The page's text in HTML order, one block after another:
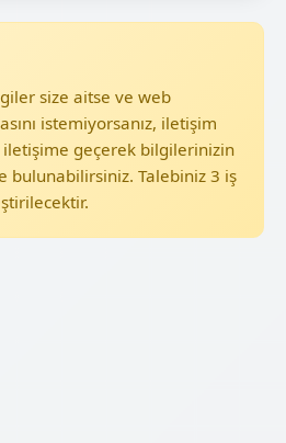
size aitse ve web
istemiyorsanız, iletişim
geçerek bilgilerinizin
bulunabilirsiniz. Talebiniz 3 iş